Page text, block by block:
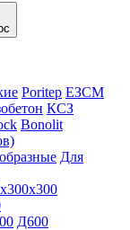
Poritep ЕЗСМ
КСЗ
Bonolit
Для
Д600